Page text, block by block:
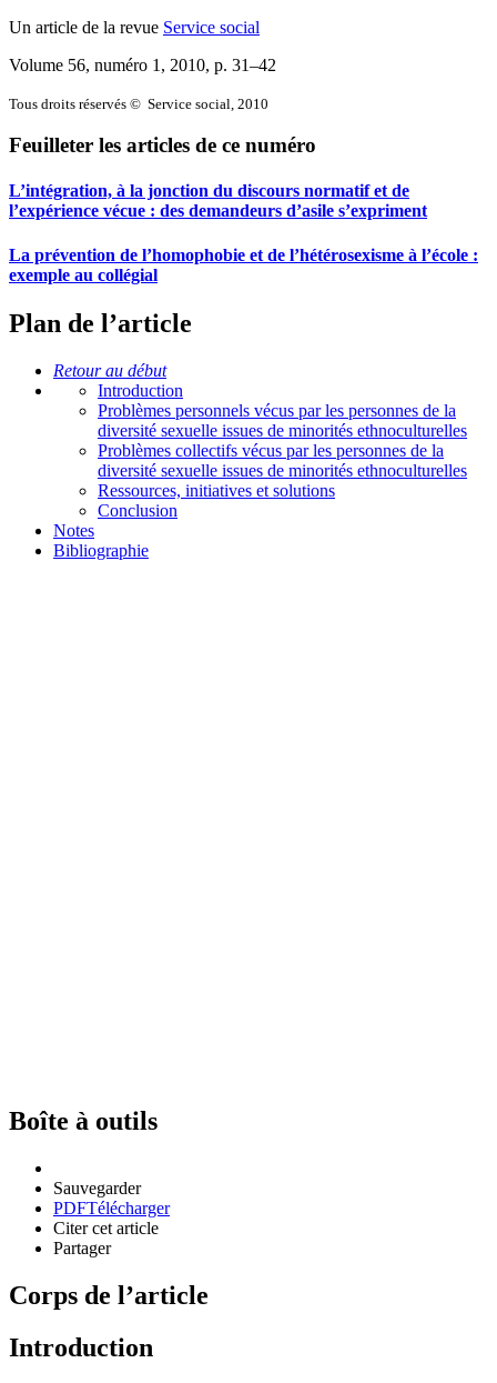
Un article de la revue Service social
Volume 56, numéro 1, 2010, p. 31–42
Tous droits réservés © Service social, 2010
Feuilleter les articles de ce numéro
L’intégration, à la jonction du discours normatif et de
l’expérience vécue : des demandeurs d’asile s’expriment
La prévention de l’homophobie et de l’hétérosexisme à l’école :
exemple au collégial
Plan de l’article
Retour au début
Introduction
Problèmes personnels vécus par les personnes de la
diversité sexuelle issues de minorités ethnoculturelles
Problèmes collectifs vécus par les personnes de la
diversité sexuelle issues de minorités ethnoculturelles
Ressources, initiatives et solutions
Conclusion
Notes
Bibliographie
Boîte à outils
Sauvegarder
PDFTélécharger
Citer cet article
Partager
Corps de l’article
Introduction